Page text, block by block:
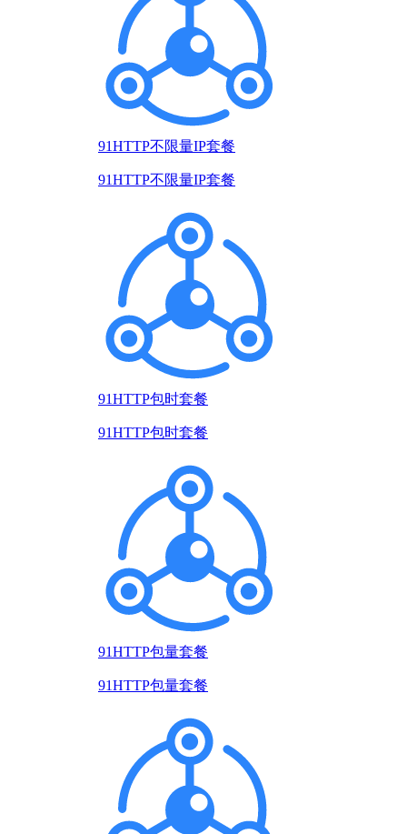
91HTTP不限量IP套餐
91HTTP不限量IP套餐
91HTTP包时套餐
91HTTP包时套餐
91HTTP包量套餐
91HTTP包量套餐